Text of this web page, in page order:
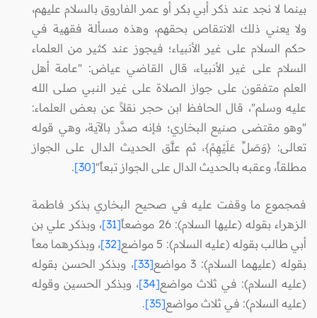
بينما لا نجد عند ذكر أبي بكر أو عمر الفاروق بالسلام عليهم،
ولا يعني ذلك الانتقاص بحقهم، وهذه مسألة فقهية في
حكم السلام على غير الأنبياء؛ فيجوز عند كثير من العلماء
السلام على غير الأنبياء، قال القاضي عياض: "عامة أهل
العلم متفقون على جواز الصلاة على غير النبي صلى الله
عليه وسلم"، قال الحافظ ابن حجر نقلاً عن بعض العلماء:
"وهو مقتضى صنيع البخاري؛ فإنه صدَّر بالآية، وهي قوله
تعالى: {وَصَلِّ عَلَيْهِمْ}، ثم علَّق الحديث الدال على الجواز
مطلقاً، وعقبه بالحديث الدال على الجواز تبعاً"[30]
.
فمجموع ما وقفت عليه في صحيح البخاري بذكر فاطمة
الزهراء بقوله (عليها السلام): 26 موضعاً
[31]
، وبذكر علي بن
أبي طالب بقوله (عليه السلام): 5 مواضع
[32]
، وبذكرهما معاً
بقوله (عليهما السلام): 3 مواضع
[33]
، وبذكر الحسن بقوله
(عليه السلام): في ثلاث مواضع[34]
، وبذكر الحسين وقوله
(عليه السلام): في ثلاث مواضع[35]
.